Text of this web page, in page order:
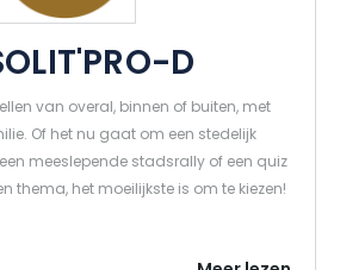
D
van overal, binnen of buiten, met
Of het nu gaat om een stedelijk
meeslepende stadsrally of een quiz
thema, het moeilijkste is om te kiezen!